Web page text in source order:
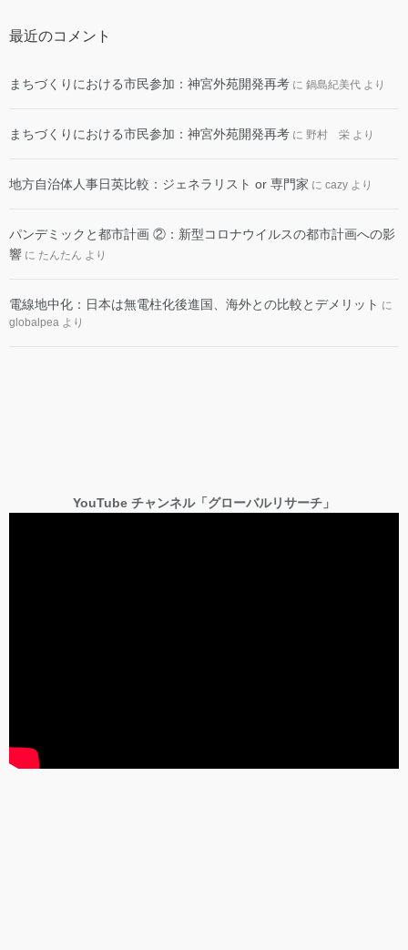
最近のコメント
まちづくりにおける市民参加：神宮外苑開発再考 に 鍋島紀美代 より
まちづくりにおける市民参加：神宮外苑開発再考 に 野村 栄 より
地方自治体人事日英比較：ジェネラリスト or 専門家 に cazy より
パンデミックと都市計画 ②：新型コロナウイルスの都市計画への影
響 に たんたん より
電線地中化：日本は無電柱化後進国、海外との比較とデメリット に
globalpea より
YouTube チャンネル「グローバルリサーチ」